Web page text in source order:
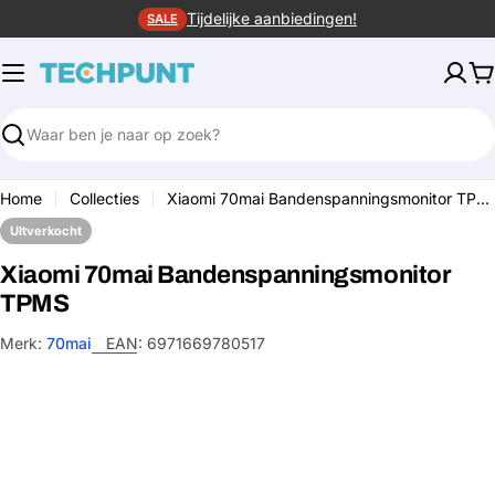
naar
inhoud
SALE Tijdelijke aanbiedingen!
Zoeken
Home Collecties Xiaomi 70mai Bandenspanningsmonitor TPMS
UItverkocht
Xiaomi 70mai Bandenspanningsmonitor
TPMS
Merk: 70mai EAN: 6971669780517